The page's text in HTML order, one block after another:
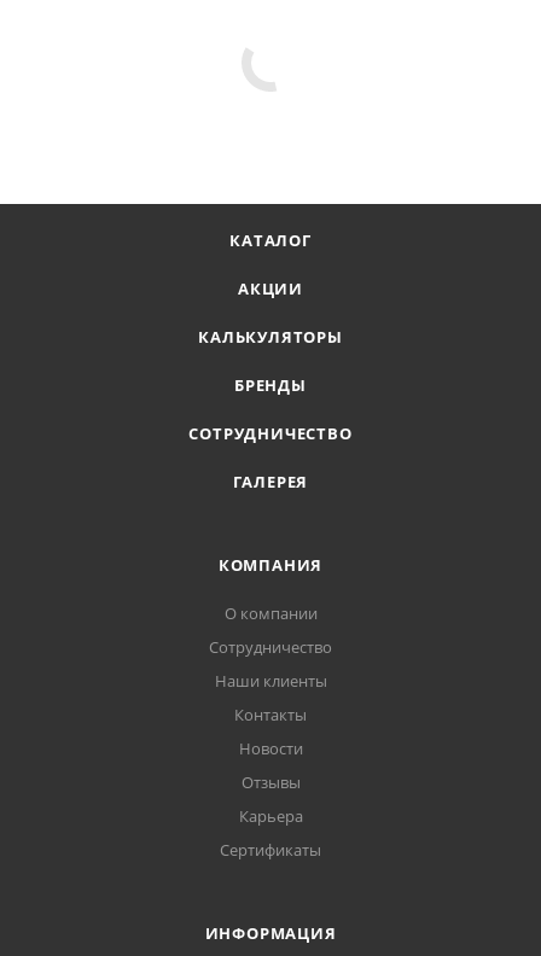
КАТАЛОГ
АКЦИИ
КАЛЬКУЛЯТОРЫ
БРЕНДЫ
СОТРУДНИЧЕСТВО
ГАЛЕРЕЯ
КОМПАНИЯ
О компании
Сотрудничество
Наши клиенты
Контакты
Новости
Отзывы
Карьера
Сертификаты
ИНФОРМАЦИЯ